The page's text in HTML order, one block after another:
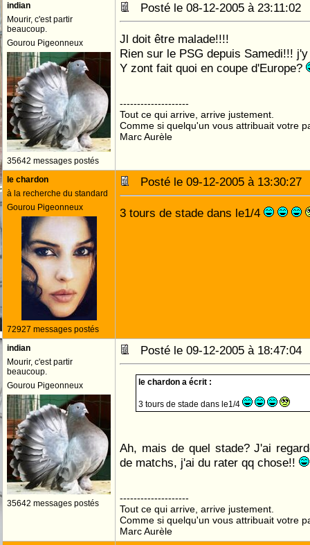
indian
Mourir, c'est partir
beaucoup.
Gourou Pigeonneux
35642 messages postés
Posté le 08-12-2005 à
Jl doit être malade!!!!
Rien sur le PSG depuis Samedi!!!
Y zont fait quoi en coupe d'Europe?
--------------------
Tout ce qui arrive, arrive justement.
Comme si quelqu'un vous attribuait votre
Marc Aurèle
le chardon
à la recherche du standard
Gourou Pigeonneux
72927 messages postés
Posté le 09-12-2005 à
3 tours de stade dans le1/4
indian
Mourir, c'est partir
beaucoup.
Gourou Pigeonneux
35642 messages postés
Posté le 09-12-2005 à
le chardon a écrit :
3 tours de stade dans le1/4
Ah, mais de quel stade? J'ai
de matchs, j'ai du rater qq chose!!
--------------------
Tout ce qui arrive, arrive justement.
Comme si quelqu'un vous attribuait votre
Marc Aurèle